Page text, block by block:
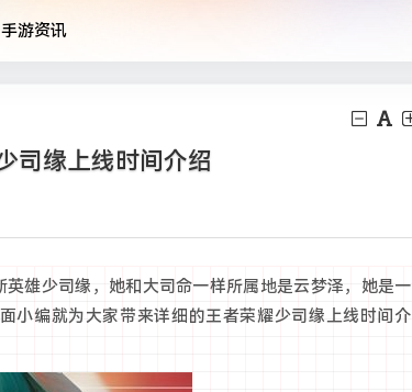
手游资讯
司缘上线时间介绍
雄少司缘，她和大司命一样所属地是云梦泽，她是一
小编就为大家带来详细的王者荣耀少司缘上线时间介